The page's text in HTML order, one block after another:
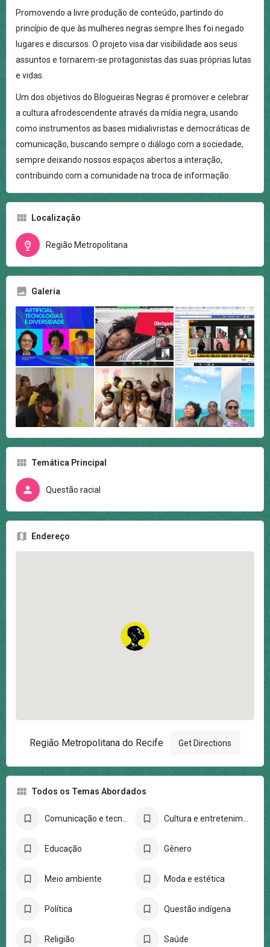
Promovendo a livre produção de conteúdo, partindo do
princípio de que às mulheres negras sempre lhes foi negado
lugares e discursos. O projeto visa dar visibilidade aos seus
assuntos e tornarem-se protagonistas das suas próprias lutas
e vidas.
Um dos objetivos do Blogueiras Negras é promover e celebrar
a cultura afrodescendente através da mídia negra, usando
como instrumentos as bases midialivristas e democráticas de
comunicação, buscando sempre o diálogo com a sociedade,
sempre deixando nossos espaços abertos a interação,
contribuindo com a comunidade na troca de informação.
Localização
Região Metropolitana
Galeria
Temática Principal
Questão racial
Endereço
Região Metropolitana do Recife Get Directions
Todos os Temas Abordados
Comunicação e tecnologia Cultura e entretenimento
Educação Gênero
Meio ambiente Moda e estética
Política Questão indígena
Religião Saúde